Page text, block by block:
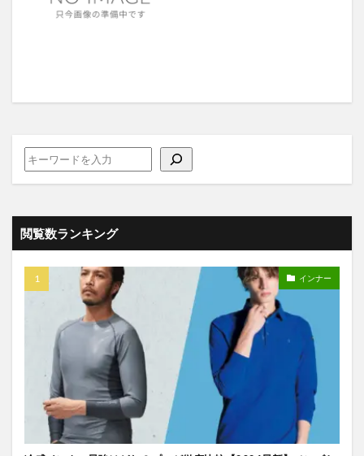
閲覧数ランキング
インナー